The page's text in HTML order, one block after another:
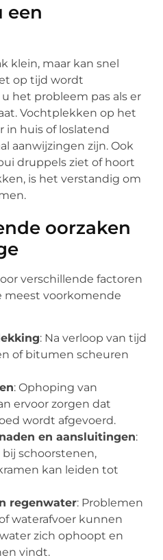
een
klein, maar kan snel
op tijd wordt
het probleem pas als er
Vochtplekken op het
in huis of loslatend
aanwijzingen zijn. Ook
druppels ziet of hoort
is het verstandig om
oorzaken
verschillende factoren
meest voorkomende
: Na verloop van tijd
of bitumen scheuren
: Ophoping van
ervoor zorgen dat
wordt afgevoerd.
en aansluitingen:
schoorstenen,
kan leiden tot
regenwater: Problemen
waterafvoer kunnen
zich ophoopt en
vindt.